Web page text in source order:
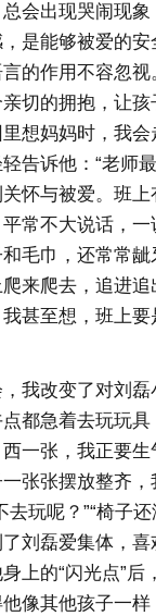
会出现哭闹现象
是能够被爱的
的作用不容忽视
切的拥抱，让
想妈妈时，我
告诉他：“老师
怀与被爱。班
常不大说话，一
毛巾，还常常
来爬去，追进
甚至想，班上
我改变了对刘
都急着去玩玩
一张，我正要
张张摆放整齐，
去玩呢？”“椅子
刘磊爱集体，
上的“闪光点”后
像其他孩子一